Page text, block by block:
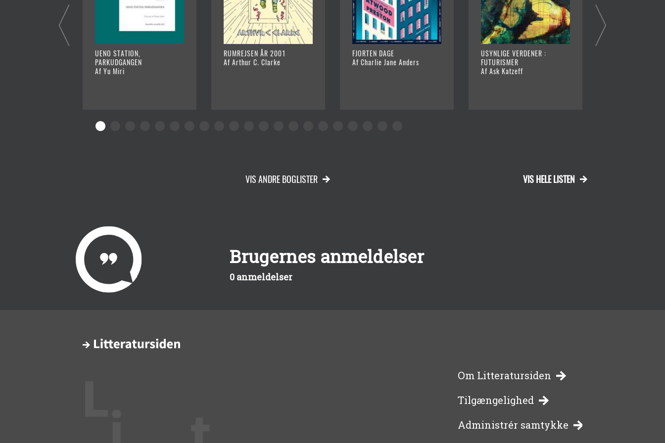
UENO STATION,
PARKUDGANGEN
Af Yu Miri
RUMREJSEN ÅR 2001
Af Arthur C. Clarke
FJORTEN DAGE
Af Charlie Jane Anders
USYNLIGE VERDENER :
FUTURISMER
Af Ask Katzeff
VIS HELE LISTEN
VIS ANDRE BOGLISTER
Brugernes anmeldelser
0 anmeldelser
-
bibliotekernes
Om Litteratursiden
Tilgængelighed
Administrér samtykke